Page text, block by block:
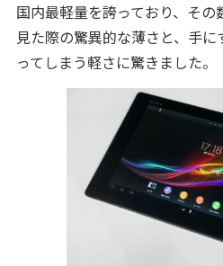
国内最軽量を誇っており、そ
見た際の驚異的な薄さと、手
ってしまう軽さに驚きました。